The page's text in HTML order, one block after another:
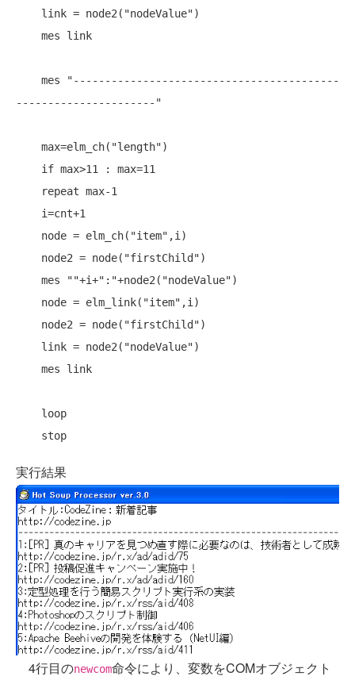
----------------------"
実行結果
4行目のnewcom命令により、変数をCOMオブジェクト